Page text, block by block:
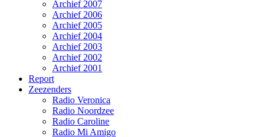
Archief 2007
Archief 2006
Archief 2005
Archief 2004
Archief 2003
Archief 2002
Archief 2001
Report
Zeezenders
Radio Veronica
Radio Noordzee
Radio Caroline
Radio Mi Amigo